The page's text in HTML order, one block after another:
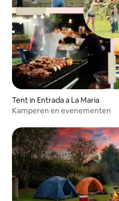
Tent in Entrada a La Maria
Kamperen en evenementen